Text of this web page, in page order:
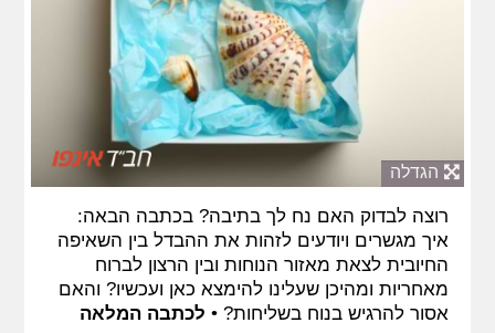
הגדלה
רוצה לבדוק האם נח לך בתיבה? בכתבה הבאה:
איך מגשרים ויודעים לזהות את ההבדל בין השאיפה
החיובית לצאת מאזור הנוחות ובין הרצון לברוח
מאחריות ומהיכן שעלינו להימצא כאן ועכשיו? והאם
אסור להרגיש בנוח בשליחות? • לכתבה המלאה